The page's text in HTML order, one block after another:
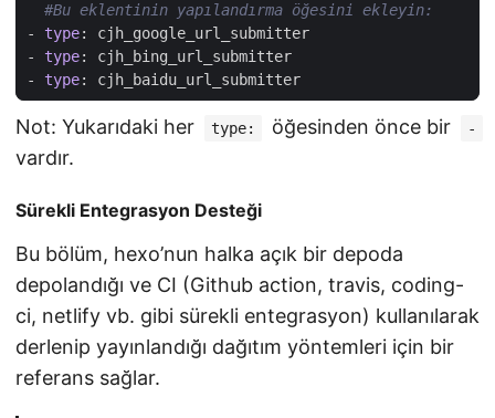
#Bu eklentinin yapılandırma öğesini ekleyin:
- type:
cjh_google_url_submitter
- type:
cjh_bing_url_submitter
- type: cjh_baidu_url_submitter
Not: Yukarıdaki her type: öğesinden önce bir -
vardır.
Sürekli Entegrasyon Desteği
Bu bölüm, hexo’nun halka açık bir depoda
depolandığı ve CI (Github action, travis, coding-
ci, netlify vb. gibi sürekli entegrasyon) kullanılarak
derlenip yayınlandığı dağıtım yöntemleri için bir
referans sağlar.